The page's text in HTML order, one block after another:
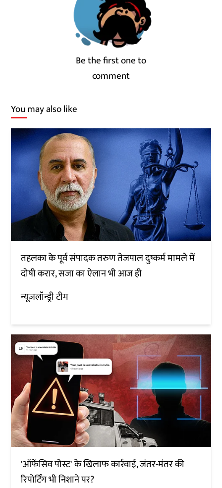
Be the first one to
comment
You may also like
तहलका के पूर्व संपादक तरुण तेजपाल दुष्कर्म मामले में
दोषी करार, सजा का ऐलान भी आज ही
न्यूज़लॉन्ड्री टीम
'ऑफेंसिव पोस्ट' के खिलाफ कार्रवाई, जंतर-मंतर की
रिपोर्टिंग भी निशाने पर?